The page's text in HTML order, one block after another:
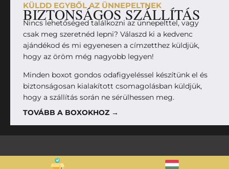
KÜLDD EGYBŐL AZ ÜNNEPELTNEK
BIZTONSÁGOS SZÁLLÍTÁS
Nincs lehetőséged találkozni az ünnepelttel, vagy
csak meg szeretnéd lepni? Válaszd ki a kedvenc
ajándékod és mi egyenesen a címzetthez küldjük,
hogy az öröm még nagyobb legyen!
Minden boxot gondos odafigyeléssel készítünk el és
biztonságosan kialakított csomagolásban küldjük,
hogy a szállítás során ne sérülhessen meg.
TOVÁBB A BOXOKHOZ →